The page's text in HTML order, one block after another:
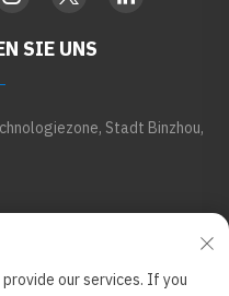
SIE UNS
Stadt Binzhou,
our services. If you